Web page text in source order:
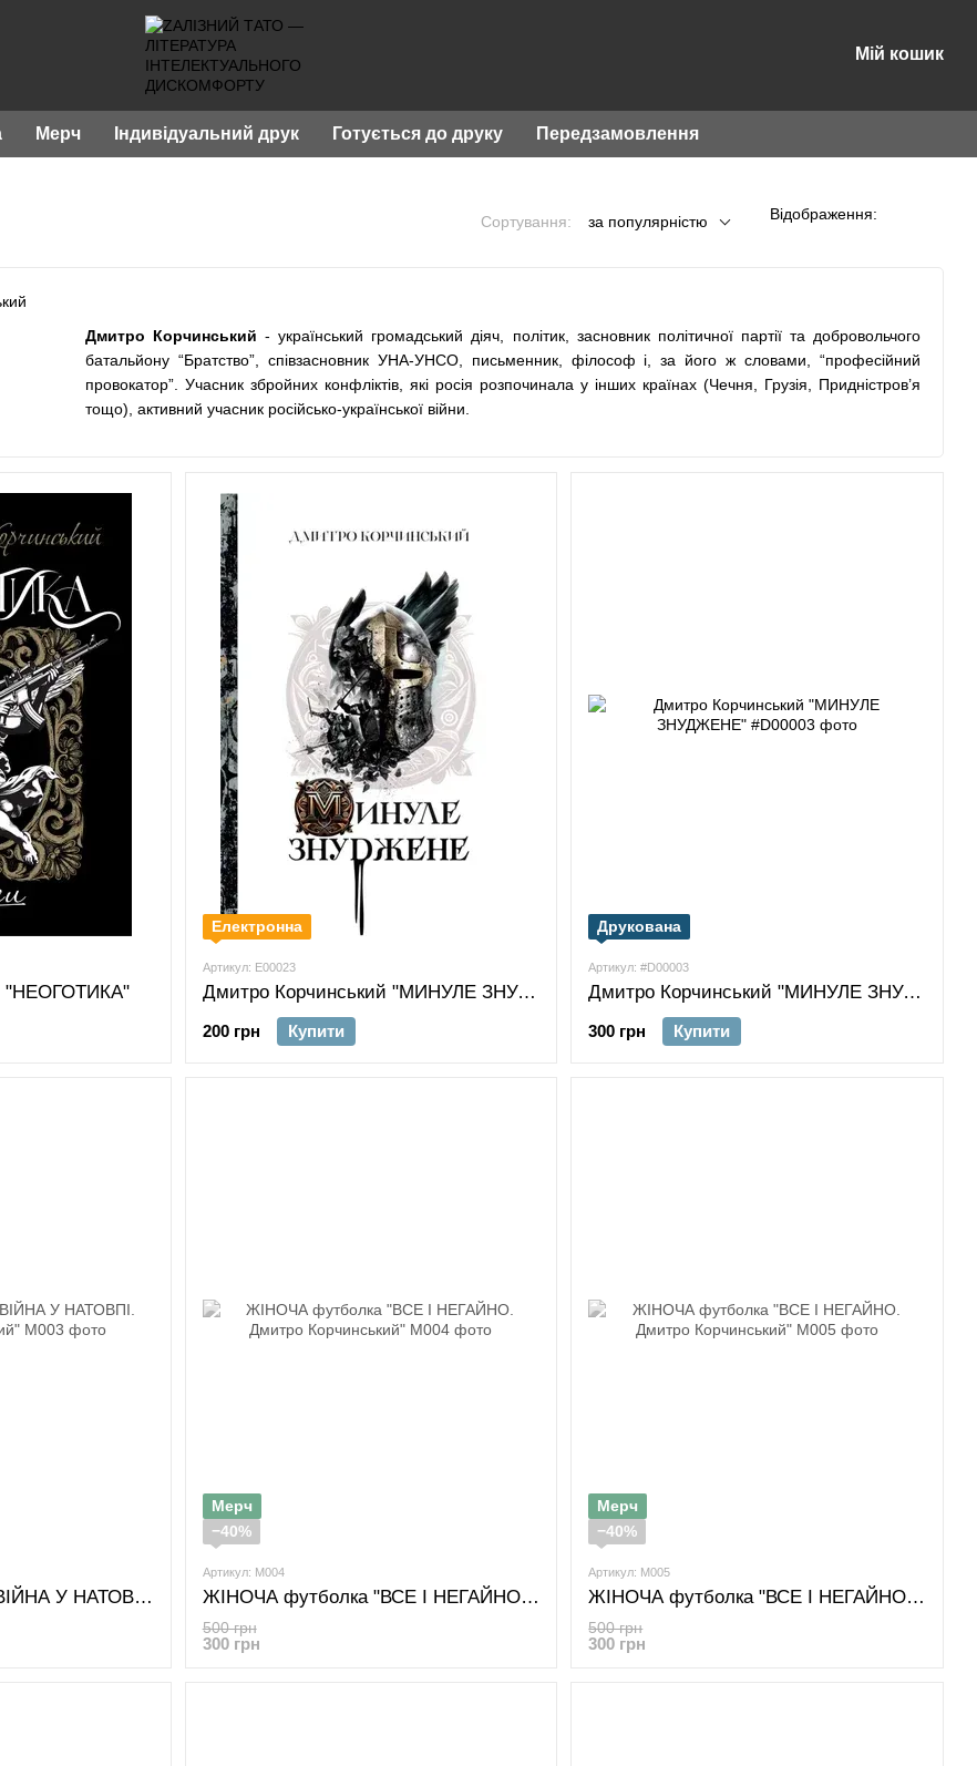
Мій кошик
Мерч Індивідуальний друк Готується до друку Передзамовлення
Сортування: за популярністю Відображення:
Дмитро Корчинський- український громадський діяч, політик, засновник політичної партії та добровольчого
батальйону “Братство”, співзасновник УНА-УНСО, письменник, філософ і, за його ж словами, “професійний
провокатор”. Учасник збройних конфліктів, які росія розпочинала у інших країнах (Чечня, Грузія, Придністров’я
тощо), активний учасник російсько-української війни.
"НЕОГОТИКА"
Електронна
Артикул: E00023
Дмитро Корчинський "МИНУЛЕ ЗНУДЖЕНЕ"
200 грн Купити
Друкована
Артикул: #D00003
Дмитро Корчинський "МИНУЛЕ ЗНУДЖЕНЕ"
300 грн Купити
ЖІНОЧА футболка "ВІЙНА У НАТОВПІ. Дмитро Корчинський"
Мерч
−40%
Артикул: M004
ЖІНОЧА футболка "ВСЕ І НЕГАЙНО. Дмитро Корчинський"
500 грн
300 грн
Мерч
−40%
Артикул: M005
ЖІНОЧА футболка "ВСЕ І НЕГАЙНО. Дмитро Корчинський"
500 грн
300 грн